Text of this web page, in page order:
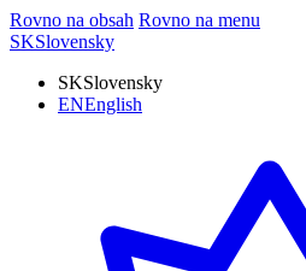
Rovno na obsah Rovno na menu
SKSlovensky
SKSlovensky
ENEnglish